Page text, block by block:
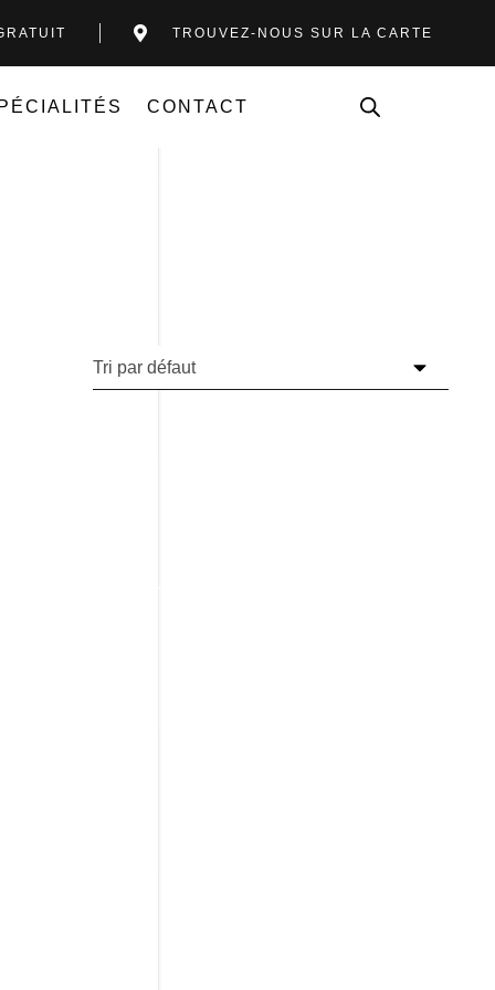
TROUVEZ-NOUS SUR LA CARTE
CONTACT